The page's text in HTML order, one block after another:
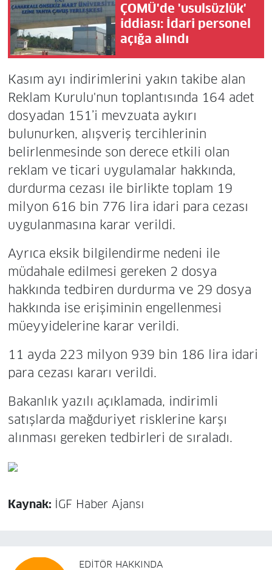
ÇOMÜ'de 'usulsüzlük'
iddiası: İdari personel
açığa alındı
Kasım ayı indirimlerini yakın takibe alan
Reklam Kurulu'nun toplantısında 164 adet
dosyadan 151’i mevzuata aykırı
bulunurken, alışveriş tercihlerinin
belirlenmesinde son derece etkili olan
reklam ve ticari uygulamalar hakkında,
durdurma cezası ile birlikte toplam 19
milyon 616 bin 776 lira idari para cezası
uygulanmasına karar verildi.
Ayrıca eksik bilgilendirme nedeni ile
müdahale edilmesi gereken 2 dosya
hakkında tedbiren durdurma ve 29 dosya
hakkında ise erişiminin engellenmesi
müeyyidelerine karar verildi.
11 ayda 223 milyon 939 bin 186 lira idari
para cezası kararı verildi.
Bakanlık yazılı açıklamada, indirimli
satışlarda mağduriyet risklerine karşı
alınması gereken tedbirleri de sıraladı.
Kaynak: İGF Haber Ajansı
EDITÖR HAKKINDA